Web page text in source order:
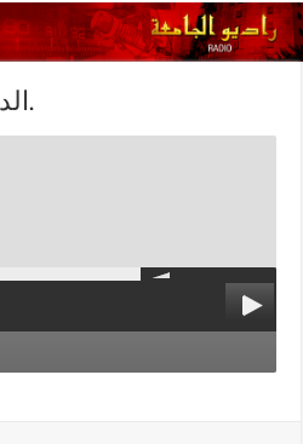
الدرس 7 تطوير المناهج.